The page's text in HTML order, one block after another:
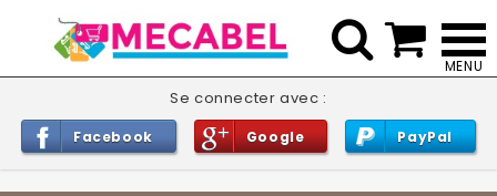
Se connecter avec :
Facebook Google PayPal
 